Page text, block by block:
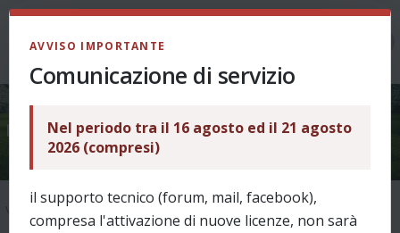
La ricerca ha trovato 121 risultati
Vai alla ricerca avanzata
AVVISO IMPORTANTE
Comunicazione di servizio
Nel periodo tra il 16 agosto ed il 21 agosto
2026 (compresi)
il supporto tecnico (forum, mail, facebook),
compresa l'attivazione di nuove licenze, non sarà